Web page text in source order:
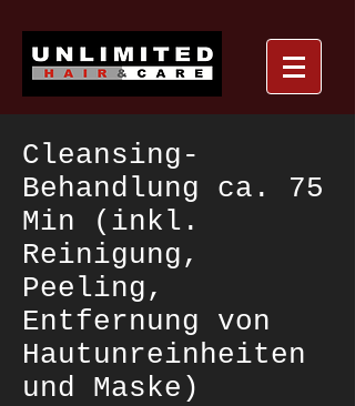
Cleansing-
Behandlung ca. 75
Min (inkl.
Reinigung,
Peeling,
Entfernung von
Hautunreinheiten
und Maske)